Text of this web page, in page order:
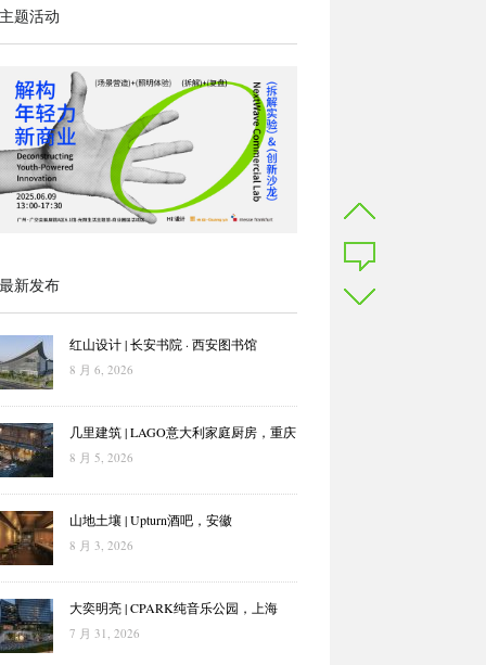
题活动
新发布
红山设计 | 长安书院 · 西安图书馆
8 月 6, 2026
几里建筑 | LAGO意大利家庭厨房，重庆
8 月 5, 2026
山地土壤 | Upturn酒吧，安徽
8 月 3, 2026
大奕明亮 | CPARK纯音乐公园，上海
7 月 31, 2026